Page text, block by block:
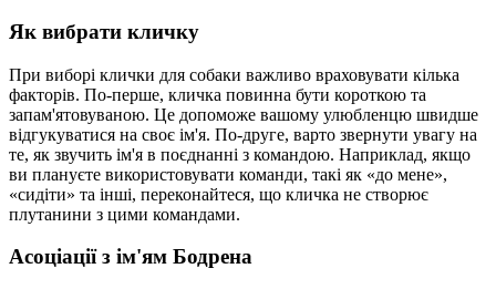
Як вибрати кличку
При виборі клички для собаки важливо враховувати кілька
факторів. По-перше, кличка повинна бути короткою та
запам'ятовуваною. Це допоможе вашому улюбленцю швидше
відгукуватися на своє ім'я. По-друге, варто звернути увагу на
те, як звучить ім'я в поєднанні з командою. Наприклад, якщо
ви плануєте використовувати команди, такі як «до мене»,
«сидіти» та інші, переконайтеся, що кличка не створює
плутанини з цими командами.
Асоціації з ім'ям Бодрена